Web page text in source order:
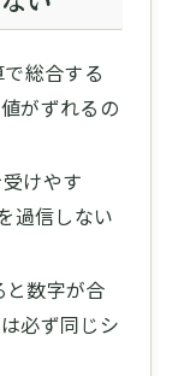
総合する
がずれるの
けやす
過信しない
と数字が合
必ず同じシ